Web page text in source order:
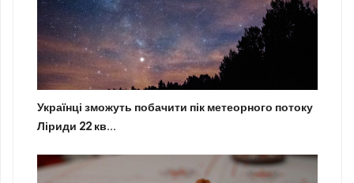
Українці зможуть побачити пік метеорного потоку
Ліриди 22 кв...